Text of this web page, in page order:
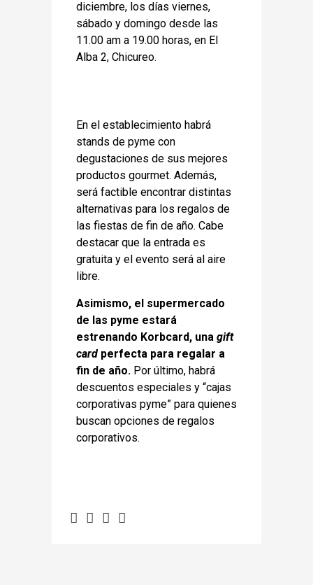
diciembre, los días viernes,
sábado y domingo desde las
11.00 am a 19.00 horas, en El
Alba 2, Chicureo.
En el establecimiento habrá
stands de pyme con
degustaciones de sus mejores
productos gourmet. Además,
será factible encontrar distintas
alternativas para los regalos de
las fiestas de fin de año. Cabe
destacar que la entrada es
gratuita y el evento será al aire
libre.
Asimismo, el supermercado
de las pyme estará
estrenando Korbcard, una gift
card perfecta para regalar a
fin de año. Por último, habrá
descuentos especiales y “cajas
corporativas pyme” para quienes
buscan opciones de regalos
corporativos.